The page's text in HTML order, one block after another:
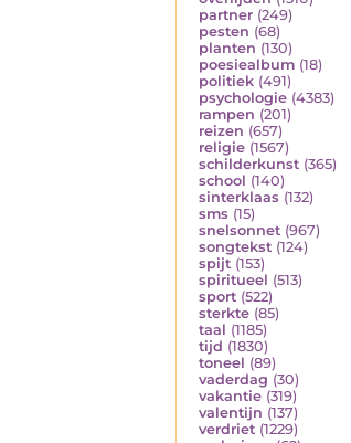
partner (249)
pesten (68)
planten (130)
poesiealbum (18)
politiek (491)
psychologie (4383)
rampen (201)
reizen (657)
religie (1567)
schilderkunst (365)
school (140)
sinterklaas (132)
sms (15)
snelsonnet (967)
songtekst (124)
spijt (153)
spiritueel (513)
sport (522)
sterkte (85)
taal (1185)
tijd (1830)
toneel (89)
vaderdag (30)
vakantie (319)
valentijn (137)
verdriet (1229)